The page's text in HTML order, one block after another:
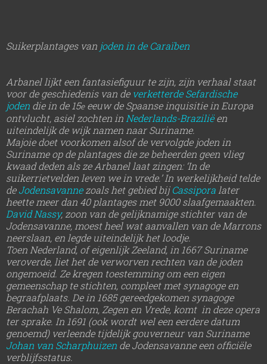
Suikerplantages van joden in de Caraïben
Arbanel lijkt een fantasiefiguur te zijn, zijn verhaal staat
voor de geschiedenis van de verketterde Sefardische
joden die in de 15eeeuw de Spaanse inquisitie in Europa
ontvlucht, asiel zochten in Nederlands-Braziliëen
uiteindelijk de wijk namen naar Suriname.
Majoie doet voorkomen alsof de vervolgde joden in
Suriname op de plantages die ze beheerden geen vlieg
kwaad deden als ze Arbanel laat zingen: ‘In de
suikerrietvelden leven we in vrede.’ In werkelijkheid telde
deJodensavannezoals het gebied bijCassipora later
heette meer dan 40 plantages met 9000 slaafgemaakten.
David Nassy, zoon van de gelijknamige stichter van de
Jodensavanne, moest heel wat aanvallen van de Marrons
neerslaan, en legde uiteindelijk het loodje.
Toen Nederland, of eigenlijk Zeeland, in 1667 Suriname
veroverde, liet het de verworven rechten van de joden
ongemoeid. Ze kregen toestemming om een eigen
gemeenschap te stichten, compleet met synagoge en
begraafplaats. De in 1685 gereedgekomen synagoge
Berachah Ve Shalom, Zegen en Vrede, komt in deze opera
ter sprake. In 1691 (ook wordt wel een eerdere datum
genoemd) verleende tijdelijk gouverneur van Suriname
Johan van Scharphuizen de Jodensavanne een officiële
verblijfsstatus.